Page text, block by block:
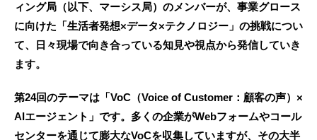
ィング局（以下、マーシス局）のメンバーが、事業グロース
に向けた「生活者発想×データ×テクノロジー」の挑戦につい
て、日々現場で向き合っている知見や視点から発信していき
ます。
第24回のテーマは「VoC（Voice of Customer：顧客の声）×
AIエージェント」です。多くの企業がWebフォームやコール
センターを通じて膨大なVoCを収集していますが、その大半